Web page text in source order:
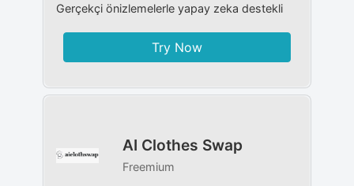
Gerçekçi önizlemelerle yapay zeka destekli
Try Now
AI Clothes Swap
Freemium